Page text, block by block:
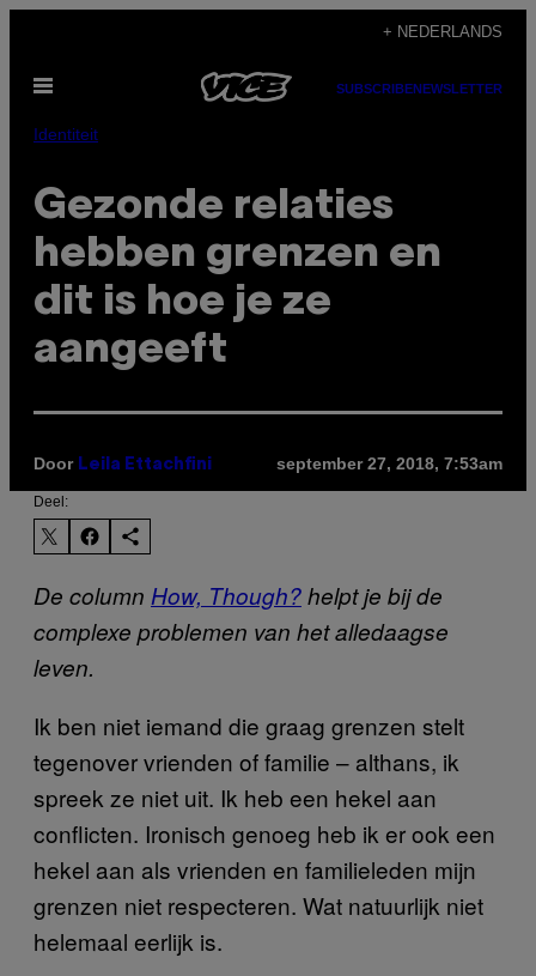
de
inhoud
+ NEDERLANDS
Open
SUBSCRIBENEWSLETTER
Identiteit
Gezonde relaties
hebben grenzen en
dit is hoe je ze
aangeeft
Door Leila Ettachfini september 27, 2018, 7:53am
Deel:
De column How, Though?helpt je bij de
complexe problemen van het alledaagse
leven.
Ik ben niet iemand die graag grenzen stelt
tegenover vrienden of familie – althans, ik
spreek ze niet uit. Ik heb een hekel aan
conflicten. Ironisch genoeg heb ik er ook een
hekel aan als vrienden en familieleden mijn
grenzen niet respecteren. Wat natuurlijk niet
helemaal eerlijk is.